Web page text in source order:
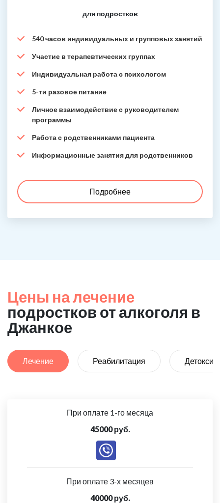
для подростков
540 часов индивидуальных и групповых занятий
Участие в терапевтических группах
Индивидуальная работа с психологом
5-ти разовое питание
Личное взаимодействие с руководителем
программы
Работа с родственниками пациента
Информационные занятия для родственников
Подробнее
Цены на лечение
подростков от алкоголя в
Джанкое
Лечение Реабилитация
При оплате 1-го месяца
45000 руб.
При оплате 3-х месяцев
40000 руб.